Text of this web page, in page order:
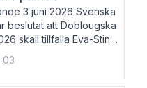
3 juni 2026 Svenska
beslutat att Doblougska
skall tillfalla Eva-Stina
Dahlström, Matias
Espen Stueland.
200 000 svenska